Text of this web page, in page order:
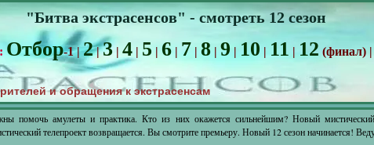
"Битва экстрасенсов" - смотреть 12 сезон
Отбор-1 |2|3 | 4 | 5 | 6 | 7 | 8 | 9 | 10 | 11 | 12 (финал) |
и обращения к экстрасенсам
помочь амулеты и практика. Кто из них окажется сильнейшим? Новый мистический
телепроект возвращается. Вы смотрите премьеру. Новый 12 сезон начинается!